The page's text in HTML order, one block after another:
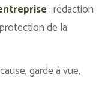
: rédaction
de la
garde à vue,